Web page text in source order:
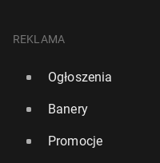
REKLAMA
Ogłoszenia
Banery
Promocje